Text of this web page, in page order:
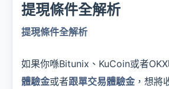
提現條件全解析
提現條件全解析
如果你喺Bitunix、KuCoin或者
體驗金或者跟單交易體驗金 ，想將